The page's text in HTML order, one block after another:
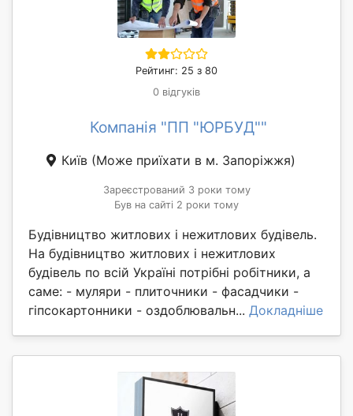
Рейтинг: 25 з 80
0 відгуків
Компанія "ПП "ЮРБУД""
Київ (Може приїхати в м. Запоріжжя)
Зареєстрований 3 роки тому
Був на сайті 2 роки тому
Будівництво житлових і нежитлових будівель.
На будівництво житлових і нежитлових
будівель по всій Україні потрібні робітники, а
саме: - муляри - плиточники - фасадчики -
гіпсокартонники - оздоблювальн... Докладніше